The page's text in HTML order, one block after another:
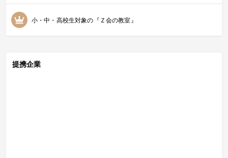
小・中・高校生対象の『Ｚ会の教室』
提携企業